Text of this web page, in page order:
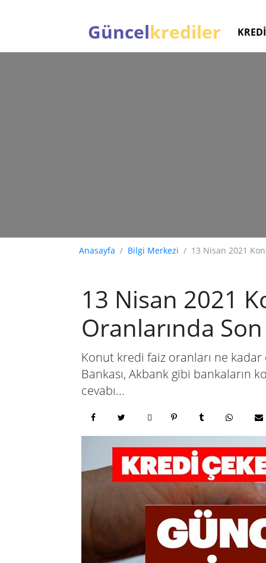
Güncelkrediler KREDİ
Anasayfa Bilgi Merkezi 13 Nisan 2021
13 Nisan 2021
Oranlarında
Konut kredi faiz oranları ne kadar
Bankası, Akbank gibi bankaların
cevabı...